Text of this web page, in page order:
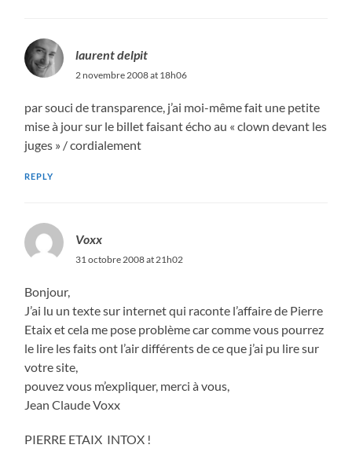
laurent delpit
2 novembre 2008 at 18h06
par souci de transparence, j’ai moi-même fait une petite
mise à jour sur le billet faisant écho au « clown devant les
juges » / cordialement
REPLY
Voxx
31 octobre 2008 at 21h02
Bonjour,
J’ai lu un texte sur internet qui raconte l’affaire de Pierre
Etaix et cela me pose problème car comme vous pourrez
le lire les faits ont l’air différents de ce que j’ai pu lire sur
votre site,
pouvez vous m’expliquer, merci à vous,
Jean Claude Voxx
PIERRE ETAIX INTOX !